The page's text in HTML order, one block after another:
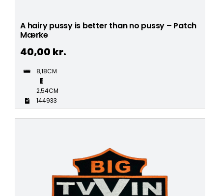
A hairy pussy is better than no pussy – Patch
Mærke
40,00 kr.
8,18CM
2,54CM
144933